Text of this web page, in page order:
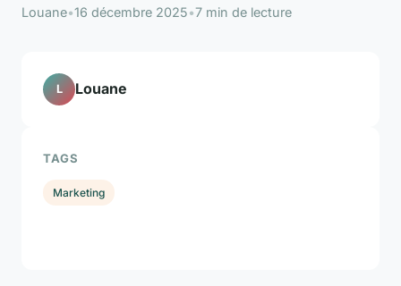
Louane•16 décembre 2025•7 min de lecture
L Louane
TAGS
Marketing